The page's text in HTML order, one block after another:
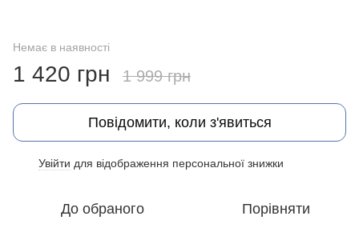
Немає в наявності
1 420 грн 1 999 грн
Повідомити, коли з'явиться
Увійти для відображення персональної знижки
До обраного Порівняти